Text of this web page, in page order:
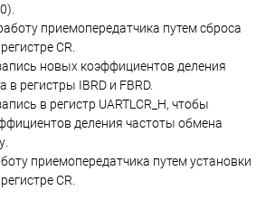
приемопередатчика путем сброса
CR.
новых коэффициентов деления
в регистры IBRD и FBRD.
в регистр UARTLCR_H, чтобы
деления частоты обмена
приемопередатчика путем установки
CR.